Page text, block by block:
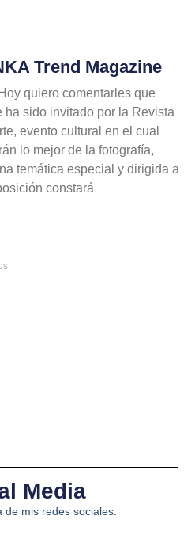
Trend Magazine
quiero comentarles que
ha sido invitado por la Revista
evento cultural en el cual
lo mejor de la fotografía,
temática especial y dirigida a
constará
Media
mis redes sociales.